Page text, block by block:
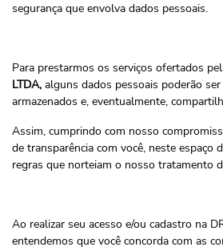
segurança que envolva dados pessoais.
Para prestarmos os serviços ofertados
LTDA, alguns dados pessoais poderão
armazenados e, eventualmente,
Assim, cumprindo com nosso
de transparência com você, neste espaço
regras que norteiam o nosso tratamento
Ao realizar seu acesso e/ou cadastro na
entendemos que você concorda com as